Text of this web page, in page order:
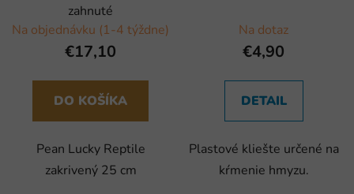
zahnuté
Na objednávku (1-4 týždne)
€17,10
DO KOŠÍKA
Pean Lucky Reptile
zakrivený 25 cm
Na dotaz
€4,90
DETAIL
Plastové kliešte určené na
kŕmenie hmyzu.